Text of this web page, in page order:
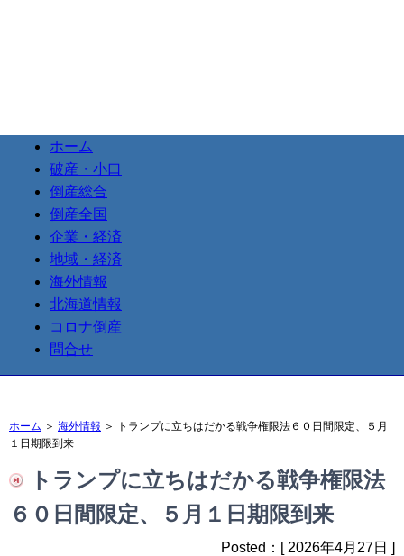
ホーム
破産・小口
倒産総合
倒産全国
企業・経済
地域・経済
海外情報
北海道情報
コロナ倒産
問合せ
ホーム ＞ 海外情報 ＞ トランプに立ちはだかる戦争権限法６０日間限定、５月
１日期限到来
トランプに立ちはだかる戦争権限法
６０日間限定、５月１日期限到来
Posted：[ 2026年4月27日 ]